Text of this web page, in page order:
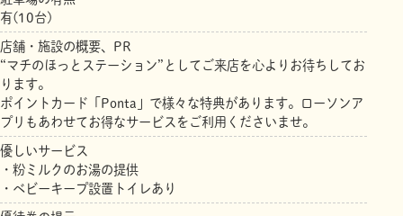
有(10台)
店舗・施設の概要、PR
“マチのほっとステーション”としてご来店を心よりお待ちしてお
ります。
ポイントカード「Ponta」で様々な特典があります。ローソンア
プリもあわせてお得なサービスをご利用くださいませ。
優しいサービス
・粉ミルクのお湯の提供
・ベビーキープ設置トイレあり